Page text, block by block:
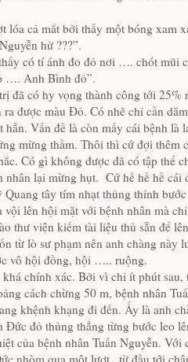
lóa cả mắt bởi thấy một bóng xam
hử ???”.
có tí ánh đo đỏ nơi …. chót mũi
…. Anh Bình đỏ”.
đã có hy vọng thành công tới
được màu Đỏ. Có nhẽ chỉ cần
hẳn. Vấn đề là còn mấy cái bệnh là
mừng thầm. Thôi thì cứ đợi thêm
Có gì không được đã có tập thể
lại mừng hụt. Cứ hề hề hề cái
tây tím nhạt thủng thỉnh
lên hội mặt với bệnh nhân mà
thư viện kiếm tài liệu thủ sẵn để
từ lò sư phạm nên anh chàng này
vô hội đồng, hội ….. ruộng.
chính xác. Bởi vì chỉ ít phút sau,
cách chừng 50 m, bệnh nhân
khệnh khạng đi đến. Ấy là anh
đỏ thủng thẳng từng bước leo
của bệnh nhân Tuấn Nguyễn. Với